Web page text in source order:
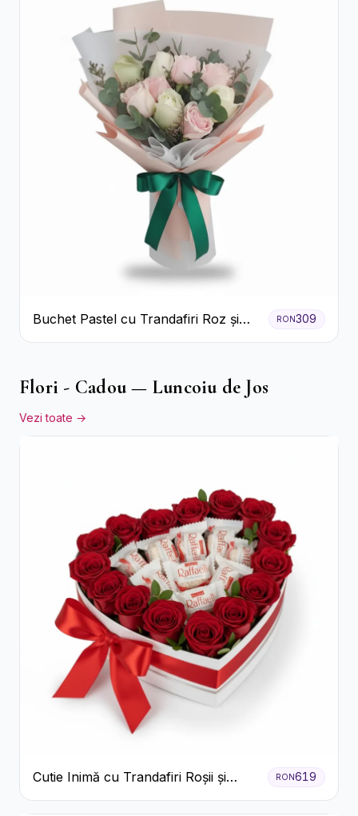
Buchet Pastel cu Trandafiri Roz și
Albi
RON309
Flori - Cadou — Luncoiu de Jos
Vezi toate →
Cutie Inimă cu Trandafiri Roșii și
Bomboane Raffaello
RON619